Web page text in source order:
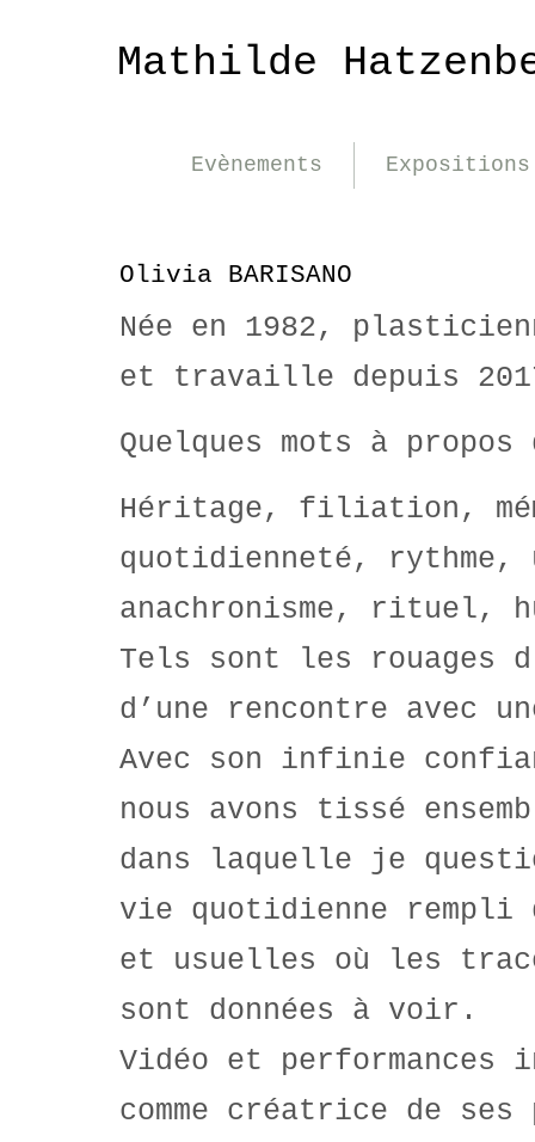
Mathilde
Evènements Expositions
Olivia BARISANO
Née en 1982,
et travaille depuis
Quelques mots à
Héritage, filiation,
quotidienneté,
anachronisme, rituel,
Tels sont les
d’une rencontre avec
Avec son infinie
nous avons tissé
dans laquelle je
vie quotidienne
et usuelles où les
sont données à voir.
Vidéo et
comme créatrice de